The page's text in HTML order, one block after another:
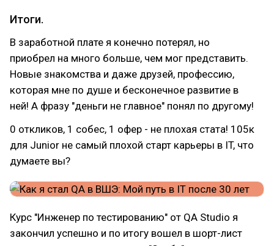
Итоги.
В заработной плате я конечно потерял, но
приобрел на много больше, чем мог представить.
Новые знакомства и даже друзей, профессию,
которая мне по душе и бесконечное развитие в
ней! А фразу "деньги не главное" понял по другому!
0 откликов, 1 собес, 1 офер - не плохая стата! 105к
для Junior не самый плохой старт карьеры в IT, что
думаете вы?
Курс "Инженер по тестированию" от QA Studio я
закончил успешно и по итогу вошел в шорт-лист